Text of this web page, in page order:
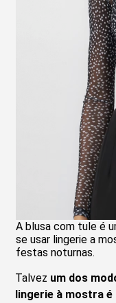
A blusa com tule é
se usar lingerie a
festas noturnas.
Talvez um dos
lingerie à mostra